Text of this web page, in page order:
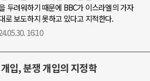
두려워하기 때문에 BBC가 이스라엘의 가자
로 보도하지 못하고 있다고 지적한다.
16:10
입, 분쟁 개입의 지정학